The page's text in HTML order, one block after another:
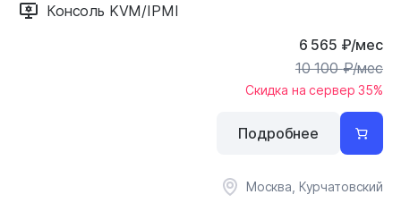
Консоль KVM/IPMI
6 565 ₽/мес
10 100₽/мес
Скидка на сервер 35%
Москва, Курчатовский
Подробнее